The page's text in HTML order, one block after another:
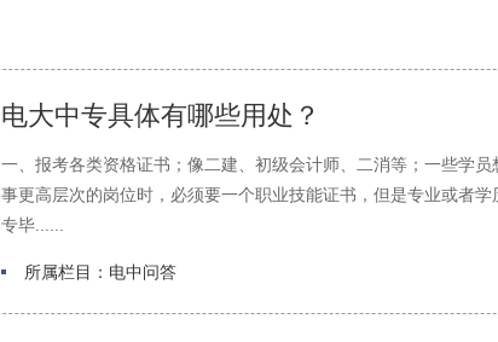
电大中专具体有哪些用处？
一、报考各类资格证书；像二建、初级会计师、二消等；一些学
事更高层次的岗位时，必须要一个职业技能证书，但是专业或者
专毕......
所属栏目：电中问答